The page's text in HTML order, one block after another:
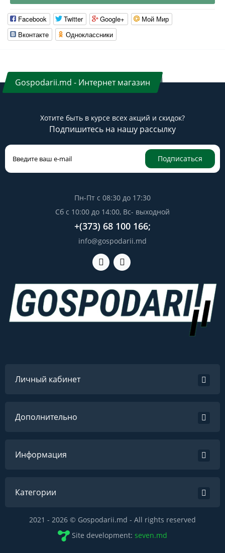
Facebook Twitter Google+
Мой Мир
Вконтакте
Одноклассники
Gospodarii.md - Интернет магазин
Хотите быть в курсе всех акций и скидок?
Подпишитесь на нашу рассылку
Подписаться
Пн-Пт с 08:30 до 17:30
Сб с 10:00 до 14:00, Вс- выходной
+(373) 68 100 166;
info@gospodarii.md
Личный кабинет
Дополнительно
Информация
Категории
2021 - 2026 © Gospodarii.md - All rights reserved
Site development: seven.md